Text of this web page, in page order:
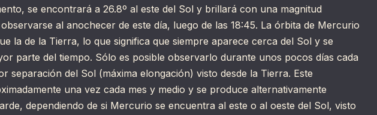
se encontrará a 26.8º al este del Sol y brillará con una magnitud
al anochecer de este día, luego de las 18:45. La órbita de Mercurio
la de la Tierra, lo que significa que siempre aparece cerca del Sol y se
parte del tiempo. Sólo es posible observarlo durante unos pocos días cada
separación del Sol (máxima elongación) visto desde la Tierra. Este
una vez cada mes y medio y se produce alternativamente
dependiendo de si Mercurio se encuentra al este o al oeste del Sol, visto